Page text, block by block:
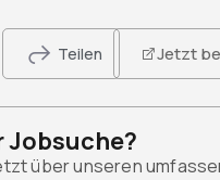
Teilen Jetzt
Jobsuche?
über unseren